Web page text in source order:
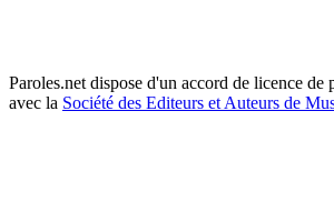
Paroles.net dispose d'un accord de licence de
avec la Société des Editeurs et Auteurs de